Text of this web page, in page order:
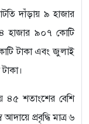
দাঁড়ায় ৯ হাজার
হাজার ৯০৭ কোটি
টাকা এবং জুলাই
৪৫ শতাংশের বেশি
প্রবৃদ্ধি মাত্র ৬